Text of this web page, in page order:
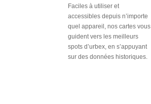
Faciles à utiliser et
accessibles depuis n’importe
quel appareil, nos cartes vous
guident vers les meilleurs
spots d’urbex, en s’appuyant
sur des données historiques.